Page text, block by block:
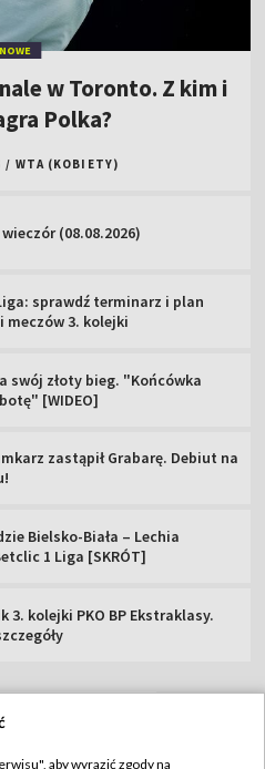
NOWE
w Toronto. Z kim i
Polka?
/ WTA (KOBIETY)
(08.08.2026)
sprawdź terminarz i plan
3. kolejki
swój złoty bieg. "Końcówka
[WIDEO]
zastąpił Grabarę. Debiut na
Bielsko-Biała – Lechia
1 Liga [SKRÓT]
3. kolejki PKO BP Ekstraklasy.
aby wyrazić zgody na